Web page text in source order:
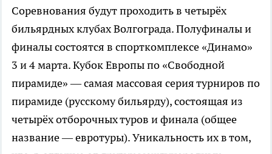
Соревнования будут проходить в четырёх
бильярдных клубах Волгограда. Полуфиналы и
финалы состоятся в спорткомплексе «Динамо»
3 и 4 марта. Кубок Европы по «Свободной
пирамиде» — самая массовая серия турниров по
пирамиде (русскому бильярду), состоящая из
четырёх отборочных туров и финала (общее
название — евротуры). Уникальность их в том,